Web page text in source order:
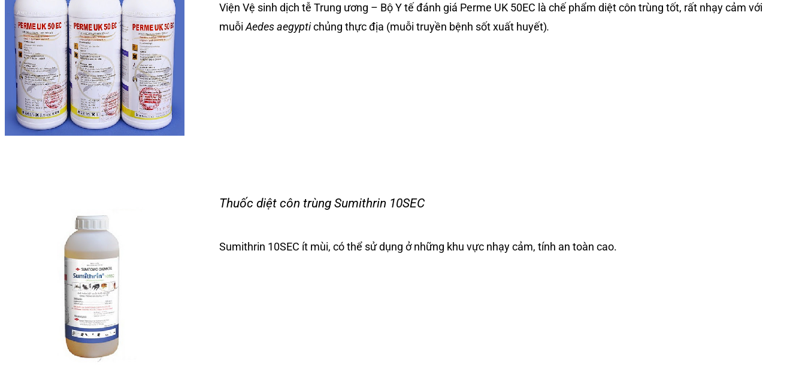
Viện Vệ sinh dịch tễ Trung ương – Bộ Y tế đánh giá Perme UK 50EC là chế phẩm diệt côn trùng tốt, rất nhạy cảm với
muỗiAedes aegyptichủng thực địa (muỗi truyền bệnh sốt xuất huyết).
Thuốc diệt côn trùng Sumithrin 10SEC
Sumithrin 10SEC ít mùi, có thể sử dụng ở những khu vực nhạy cảm, tính an toàn cao.